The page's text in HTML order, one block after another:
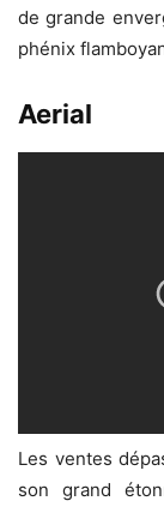
de grande
phénix
Aerial
Les ventes
son grand